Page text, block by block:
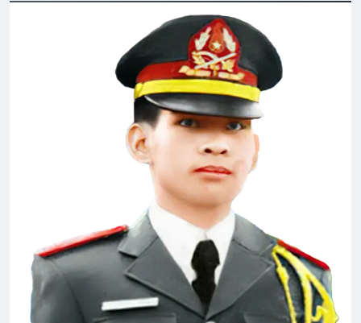
Cao nguyên sau ngày đình chiến
3 Years Ago
CSVSQ Nguyễn Hữu Cước K21
1 Year Ago
Thăm CSVSQ PHẠM VĂN MAI K20
2 Years Ago
CTBCTY Tập II Chương 18
3 Years Ago